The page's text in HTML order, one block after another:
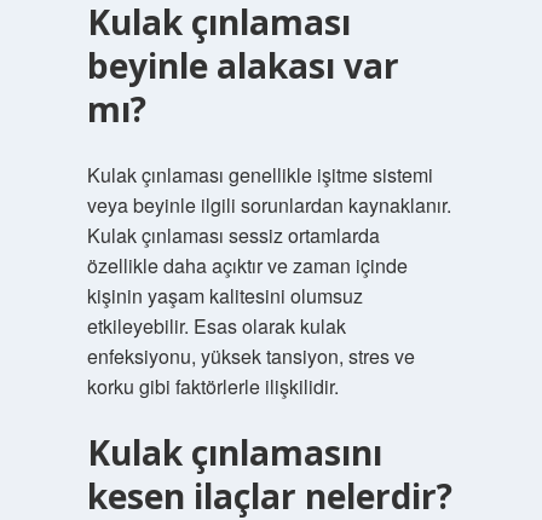
Kulak çınlaması
beyinle alakası var
mı?
Kulak çınlaması genellikle işitme sistemi
veya beyinle ilgili sorunlardan kaynaklanır.
Kulak çınlaması sessiz ortamlarda
özellikle daha açıktır ve zaman içinde
kişinin yaşam kalitesini olumsuz
etkileyebilir. Esas olarak kulak
enfeksiyonu, yüksek tansiyon, stres ve
korku gibi faktörlerle ilişkilidir.
Kulak çınlamasını
kesen ilaçlar nelerdir?